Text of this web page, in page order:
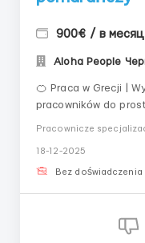
900€ / в месяц
Aloha People
🍊 Praca w Grecji |
pracowników do
Doświadczenie nie
wymagana🛠
Pracownicze
18-12-2025
Bez doświadczenia